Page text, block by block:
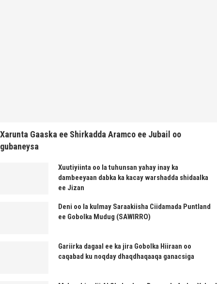
Xarunta Gaaska ee Shirkadda Aramco ee Jubail oo
gubaneysa
Xuutiyiinta oo la tuhunsan yahay inay ka
dambeeyaan dabka ka kacay warshadda shidaalka
ee Jizan
Deni oo la kulmay Saraakiisha Ciidamada Puntland
ee Gobolka Mudug (SAWIRRO)
Gariirka dagaal ee ka jira Gobolka Hiiraan oo
caqabad ku noqday dhaqdhaqaaqa ganacsiga